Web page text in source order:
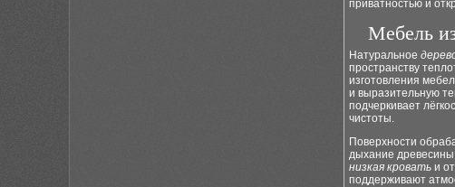
приватностью и
Мебель
Натуральное
пространству
изготовления
и выразительную
подчеркивает
чистоты.
Поверхности
дыхание древесины
низкая кровать и
поддерживают